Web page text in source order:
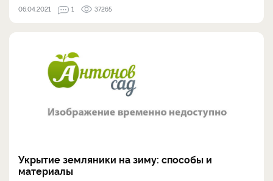
06.04.2021 1 37265
Укрытие земляники на зиму: способы и
материалы